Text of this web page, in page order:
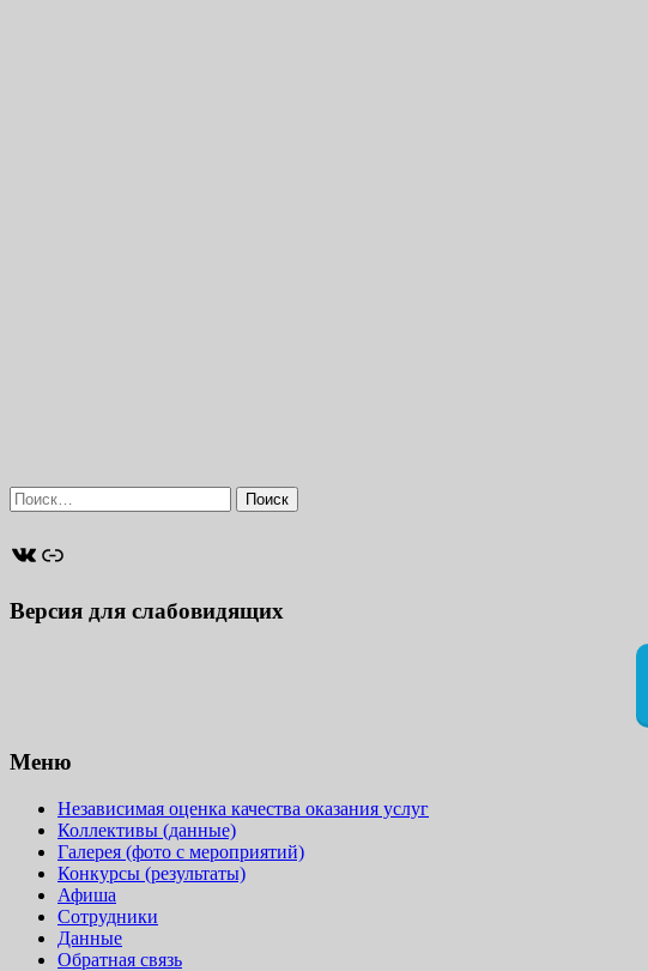
Найти:
ВКонтакте
Ссылка
Версия для слабовидящих
Меню
Независимая оценка качества оказания услуг
Коллективы (данные)
Галерея (фото с мероприятий)
Конкурсы (результаты)
Афиша
Сотрудники
Данные
Обратная связь